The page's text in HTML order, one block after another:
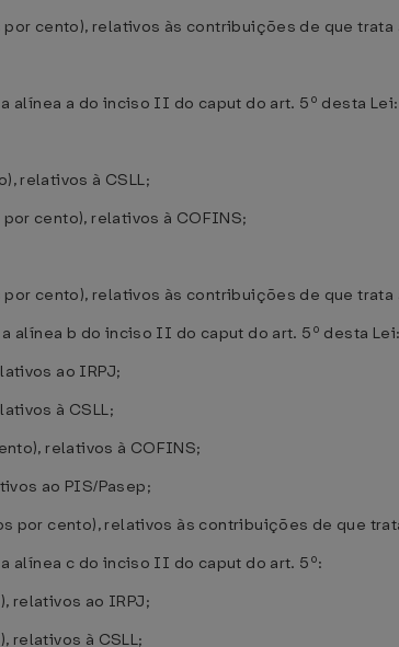
cento), relativos às contribuições de que trata
alínea a do inciso II do caput do art. 5º desta Lei:
relativos à CSLL;
cento), relativos à COFINS;
cento), relativos às contribuições de que trata
alínea b do inciso II do caput do art. 5º desta Lei:
ao IRPJ;
à CSLL;
relativos à COFINS;
ao PIS/Pasep;
por cento), relativos às contribuições de que
alínea c do inciso II do caput do art. 5º:
relativos ao IRPJ;
relativos à CSLL;